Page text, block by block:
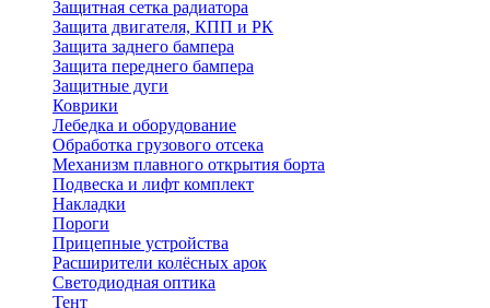
Защитная сетка радиатора
Защита двигателя, КПП и РК
Защита заднего бампера
Защита переднего бампера
Защитные дуги
Коврики
Лебедка и оборудование
Обработка грузового отсека
Механизм плавного открытия борта
Подвеска и лифт комплект
Накладки
Пороги
Прицепные устройства
Расширители колёсных арок
Светодиодная оптика
Тент